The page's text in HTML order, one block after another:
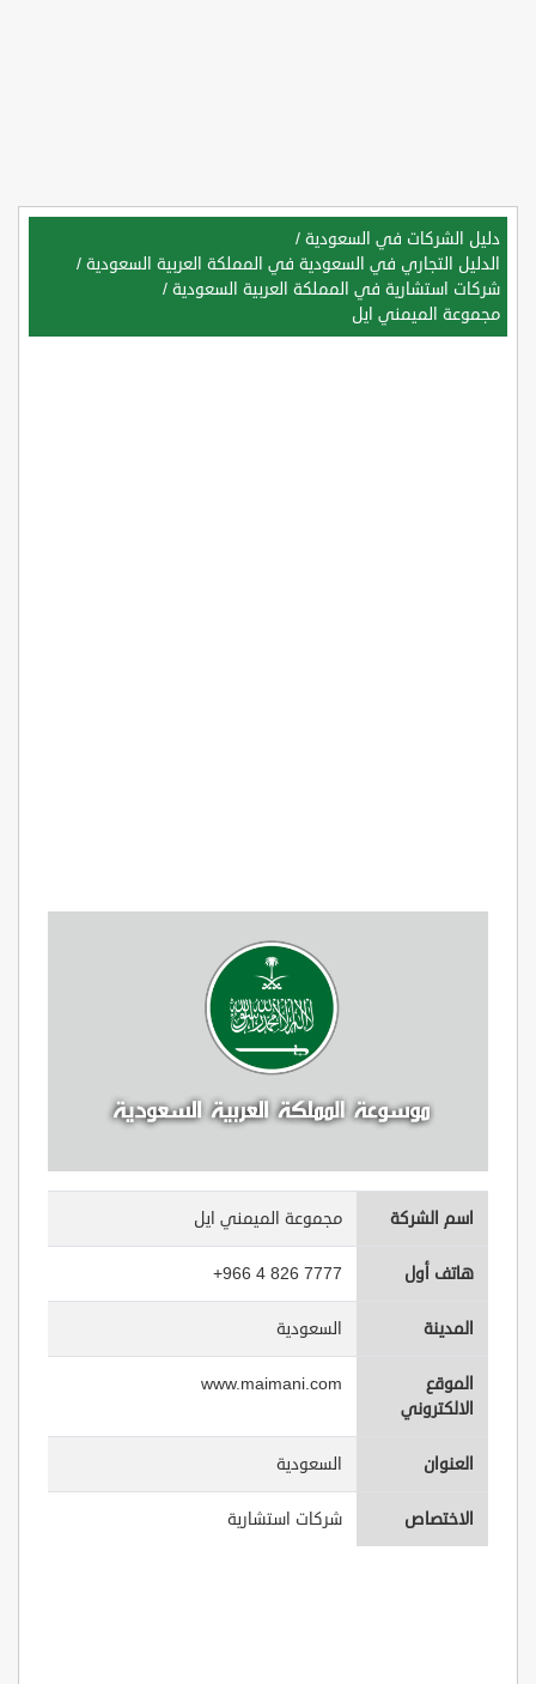
دليل الشركات في السعودية /
الدليل التجاري في السعودية في المملكة العربية السعودية /
شركات استشارية في المملكة العربية السعودية /
مجموعة الميمني ايل
اسم الشركة مجموعة الميمني ايل
هاتف أول +966 4 826 7777
المدينة السعودية
الموقع
الالكتروني
www.maimani.com
العنوان السعودية
الاختصاص شركات استشارية